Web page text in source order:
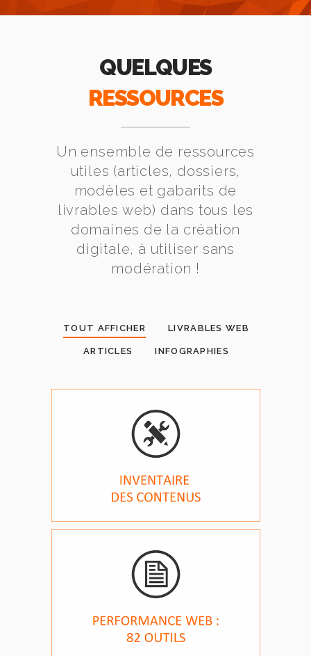
QUELQUES
RESSOURCES
Un ensemble de ressources
utiles (articles, dossiers,
modèles et gabarits de
livrables web) dans tous les
domaines de la création
digitale, à utiliser sans
modération !
TOUT AFFICHER LIVRABLES WEB
ARTICLES INFOGRAPHIES